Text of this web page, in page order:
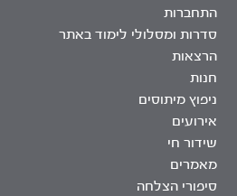
התחברות
סדרות ומסלולי לימוד באתר
הרצאות
חנות
ניפוץ מיתוסים
אירועים
שידור חי
מאמרים
סיפורי הצלחה